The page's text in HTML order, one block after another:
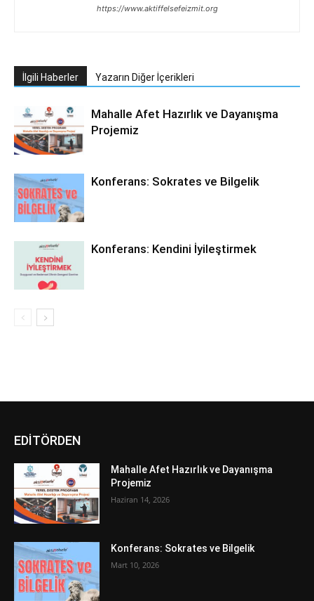
https://www.aktiffelsefeizmit.org
İlgili Haberler Yazarın Diğer İçerikleri
Mahalle Afet Hazırlık ve Dayanışma
Projemiz
Konferans: Sokrates ve Bilgelik
Konferans: Kendini İyileştirmek
EDİTÖRDEN
Mahalle Afet Hazırlık ve Dayanışma
Projemiz
Haziran 14, 2026
Konferans: Sokrates ve Bilgelik
Mart 10, 2026